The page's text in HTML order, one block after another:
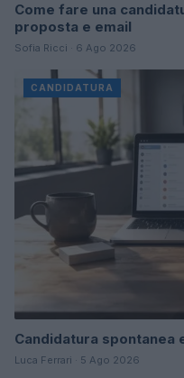
Come fare una
proposta e email
Sofia Ricci · 6 Ago 2026
CANDIDATURA
Candidatura spontanea
Luca Ferrari · 5 Ago 2026